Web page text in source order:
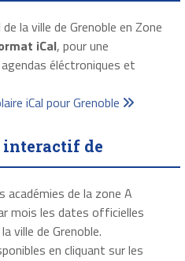
la ville de Grenoble en Zone
iCal, pour une
éléctroniques et
iCal pour Grenoble
interactif de
académies de la zone A
mois les dates officielles
ville de Grenoble.
en cliquant sur les